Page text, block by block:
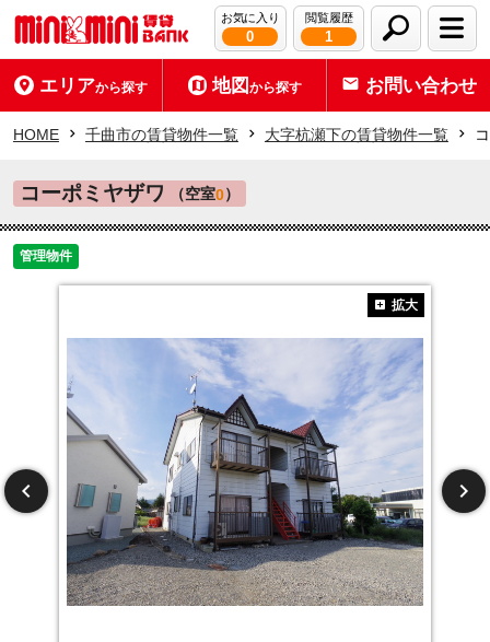
お気に入り
0
閲覧履歴
1
エリアから探す 地図から探す お問い合わせ
HOME 千曲市の賃貸物件一覧 大字杭瀬下の賃貸物件一覧
コーポミヤザワ （空室0）
管理物件
拡大